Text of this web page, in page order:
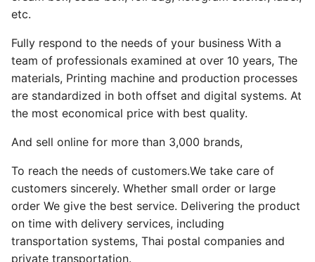
ครบทุกความต้องการด้านบรรจุภัณฑ์
บริการอย่างมืออาชีพ และ ครบวงจรด้วยเทคโนโลยีในการ
ผลิตที่ได้มาตรฐานระดับสูง ทำให้เราสามารถบริการ
ครอบคลุม ตั้งแต่งานกราฟิกดีไซน์ สร้างตัวอย่างบรรจุภัณฑ์
และขั้นตอนการผลิตที่มีประสิทธิภาพ พร้อมทั้งตรวจสอบ
คุณภาพ เพื่อความเรียบร้อย ก่อนส่งมอบให้ลูกค้าของเรา
มากกว่า 3000 แบรนด์